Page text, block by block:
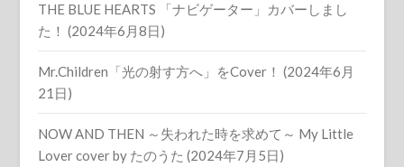
THE BLUE HEARTS 「ナビゲーター」カバーしまし
た！ (2024年6月8日)
Mr.Children「光の射す方へ」をCover！ (2024年6月
21日)
NOW AND THEN ～失われた時を求めて～ My Little
Lover cover by たのうた (2024年7月5日)